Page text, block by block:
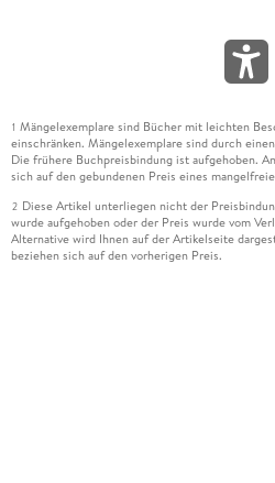
1 Mängelexemplare sind Bücher mit leichten
einschränken. Mängelexemplare sind durch
Die frühere Buchpreisbindung ist aufgehoben.
sich auf den gebundenen Preis eines
2 Diese Artikel unterliegen nicht der
wurde aufgehoben oder der Preis wurde vom
Alternative wird Ihnen auf der Artikelseite
beziehen sich auf den vorherigen Preis.